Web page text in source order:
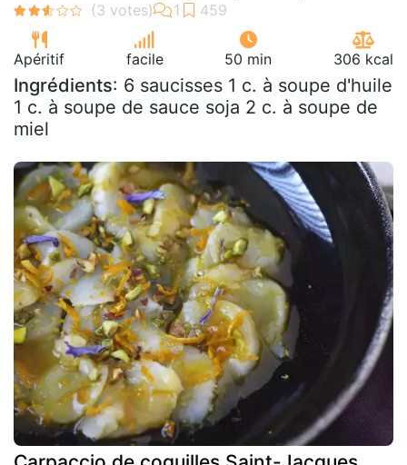
Apéritif facile 50 min 306 kcal
Ingrédients: 6 saucisses 1 c. à soupe d'huile
1 c. à soupe de sauce soja 2 c. à soupe de
miel